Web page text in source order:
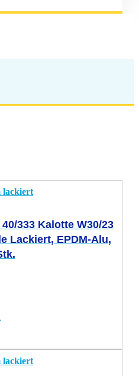
333 Kalotte W30/23
Lackiert, EPDM-Alu,